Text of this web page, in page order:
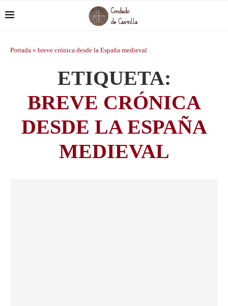
Portada » breve crónica desde la España medieval
ETIQUETA:
BREVE CRÓNICA
DESDE LA ESPAÑA
MEDIEVAL